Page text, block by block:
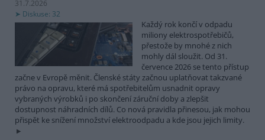
31.7.2026
Diskuse: 32
Každý rok končí v odpadu
miliony elektrospotřebičů,
přestože by mnohé z nich
mohly dál sloužit. Od 31.
července 2026 se tento přístup
začne v Evropě měnit. Členské státy začnou uplatňovat takzvané
právo na opravu, které má spotřebitelům usnadnit opravy
vybraných výrobků i po skončení záruční doby a zlepšit
dostupnost náhradních dílů. Co nová pravidla přinesou, jak mohou
přispět ke snížení množství elektroodpadu a kde jsou jejich limity.